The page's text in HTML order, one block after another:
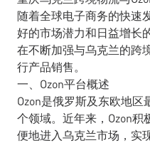
随着全球电子商务的快速
好的市场潜力和日益增长
在不断加强与乌克兰的跨
行产品销售。
一、Ozon平台概述
Ozon是俄罗斯及东欧地
个领域。近年来，Ozon
便地进入乌克兰市场，实